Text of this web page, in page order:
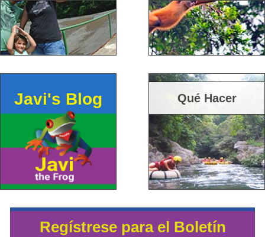
Javi's Blog Qué Hacer
Regístrese para el Boletín